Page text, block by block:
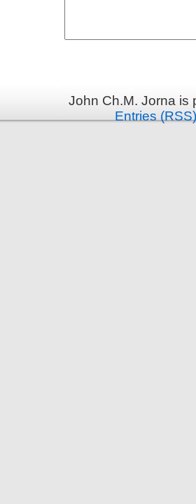
John Ch.M. Jorna
Entries (RSS)